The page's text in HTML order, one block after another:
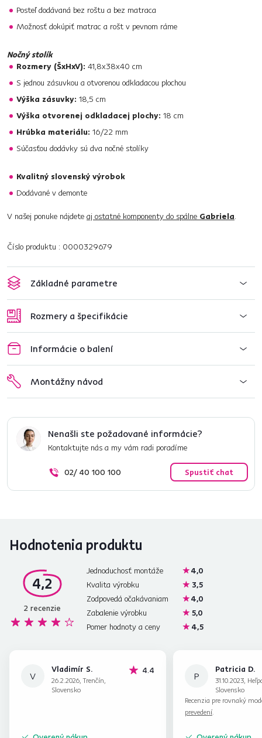
Posteľ dodávaná bez roštu a bez matraca
Možnosť dokúpiť matrac a rošt v pevnom ráme
Nočný stolík
Rozmery (ŠxHxV): 41,8x38x40 cm
S jednou zásuvkou a otvorenou odkladacou plochou
Výška zásuvky: 18,5 cm
Výška otvorenej odkladacej plochy: 18 cm
Hrúbka materiálu: 16/22 mm
Súčasťou dodávky sú dva nočné stolíky
Kvalitný slovenský výrobok
Dodávané v demonte
V našej ponuke nájdete aj ostatné komponenty do spálne Gabriela.
Číslo produktu : 0000329679
Základné parametre
Rozmery a špecifikácie
Informácie o balení
Montážny návod
Nenašli ste požadované informácie?
Kontaktujte nás a my vám radi poradíme
02/ 40 100 100 Spustiť chat
Hodnotenia produktu
4,2
2 recenzie
Jednoduchosť montáže
4,0
Kvalita výrobku
3,5
Zodpovedá očakávaniam
4,0
Zabalenie výrobku
5,0
Pomer hodnoty a ceny
4,5
V
Vladimír S.
26.2.2026, Trenčín,
Slovensko
4.4 P
Patricia D.
31.10.2023,
Slovensko
Recenzia pre rovnaký
prevedení.